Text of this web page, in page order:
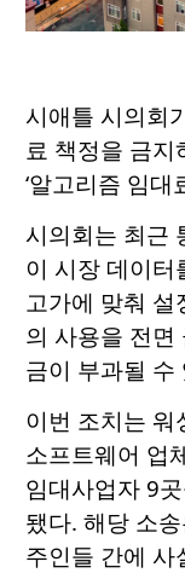
시애틀 시의회
료 책정을 금지
‘알고리즘 임대
시의회는 최근
이 시장 데이터
고가에 맞춰 설
의 사용을 전면
금이 부과될 수
이번 조치는 워
소프트웨어 업
임대사업자 9
됐다. 해당 소
주인들 간에 사